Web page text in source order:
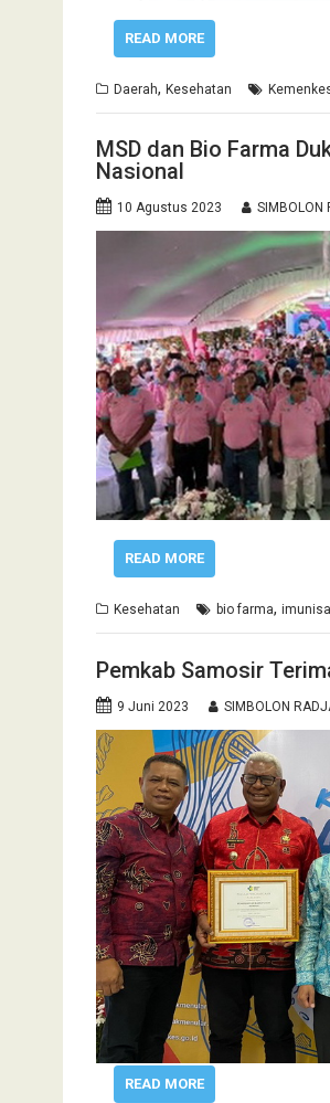
READ MORE
Daerah, Kesehatan
MSD dan Bio Farma
Nasional
10 Agustus 2023 SIMBOLON
READ MORE
Kesehatan bio farma,
Pemkab Samosir
9 Juni 2023 SIMBOLON
READ MORE